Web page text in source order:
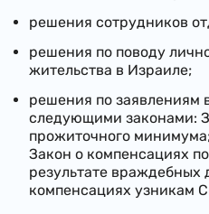
решения сотрудников
решения по поводу
жительства в Израиле;
решения по заявлениям
следующими законами:
прожиточного
Закон о компенсациях
результате враждебных
компенсациях узникам